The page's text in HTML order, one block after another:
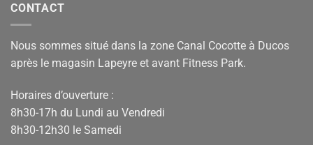
CONTACT
Nous sommes situé dans la zone Canal Cocotte à Ducos
après le magasin Lapeyre et avant Fitness Park.
Horaires d’ouverture :
8h30-17h du Lundi au Vendredi
8h30-12h30 le Samedi